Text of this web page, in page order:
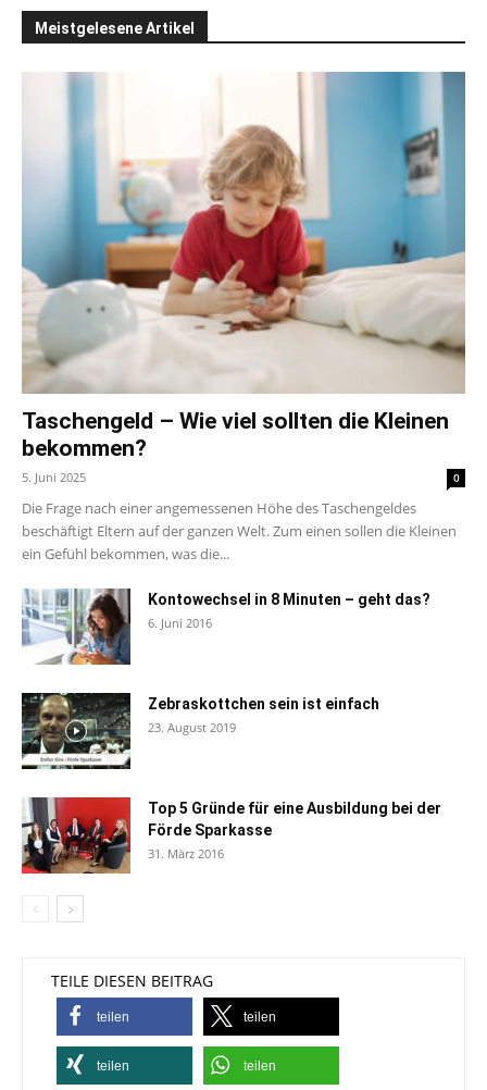
Meistgelesene Artikel
Taschengeld – Wie viel sollten die Kleinen
bekommen?
5. Juni 2025 0
Die Frage nach einer angemessenen Höhe des Taschengeldes
beschäftigt Eltern auf der ganzen Welt. Zum einen sollen die Kleinen
ein Gefühl bekommen, was die...
Kontowechsel in 8 Minuten – geht das?
6. Juni 2016
Zebraskottchen sein ist einfach
23. August 2019
Top 5 Gründe für eine Ausbildung bei der
Förde Sparkasse
31. März 2016
TEILE DIESEN BEITRAG
teilen teilen
teilen teilen